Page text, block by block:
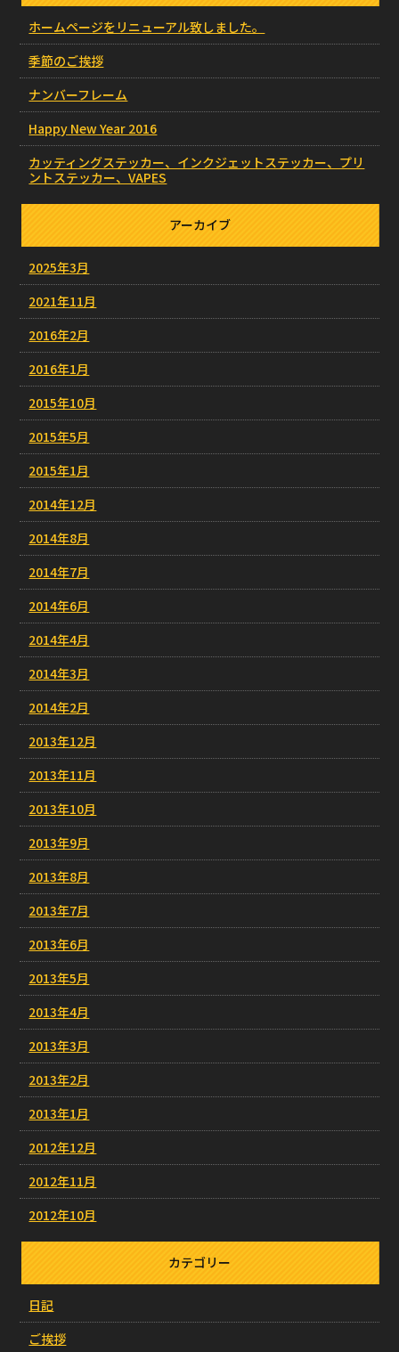
ホームページをリニューアル致しました。
季節のご挨拶
ナンバーフレーム
Happy New Year 2016
カッティングステッカー、インクジェットステッカー、プリ
ントステッカー、VAPES
アーカイブ
2025年3月
2021年11月
2016年2月
2016年1月
2015年10月
2015年5月
2015年1月
2014年12月
2014年8月
2014年7月
2014年6月
2014年4月
2014年3月
2014年2月
2013年12月
2013年11月
2013年10月
2013年9月
2013年8月
2013年7月
2013年6月
2013年5月
2013年4月
2013年3月
2013年2月
2013年1月
2012年12月
2012年11月
2012年10月
カテゴリー
日記
ご挨拶